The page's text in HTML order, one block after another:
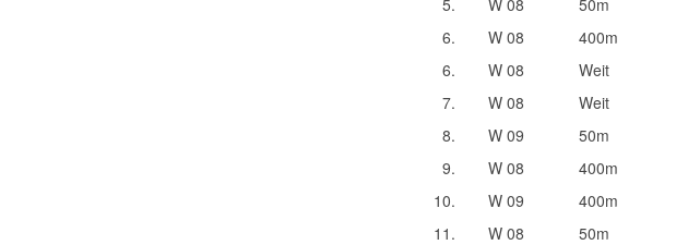
5.
W 08 50m
6.
W 08 400m
6.
W 08 Weit
7.
W 08 Weit
8.
W 09 50m
9.
W 08 400m
10.
W 09 400m
11.
W 08 50m